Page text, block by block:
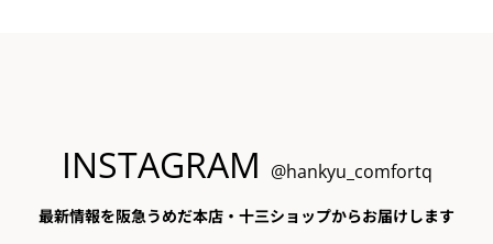
INSTAGRAM @hankyu_comfortq
最新情報を阪急うめだ本店・十三ショップからお届けします